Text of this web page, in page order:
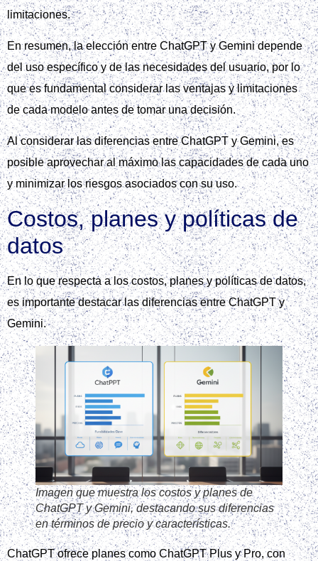
limitaciones.
En resumen, la elección entre ChatGPT y Gemini depende
del uso específico y de las necesidades del usuario, por lo
que es fundamental considerar las ventajas y limitaciones
de cada modelo antes de tomar una decisión.
Al considerar las diferencias entre ChatGPT y Gemini, es
posible aprovechar al máximo las capacidades de cada uno
y minimizar los riesgos asociados con su uso.
Costos, planes y políticas de
datos
En lo que respecta a los costos, planes y políticas de datos,
es importante destacar las diferencias entre ChatGPT y
Gemini.
Imagen que muestra los costos y planes de
ChatGPT y Gemini, destacando sus diferencias
en términos de precio y características.
ChatGPT ofrece planes como ChatGPT Plus y Pro, con